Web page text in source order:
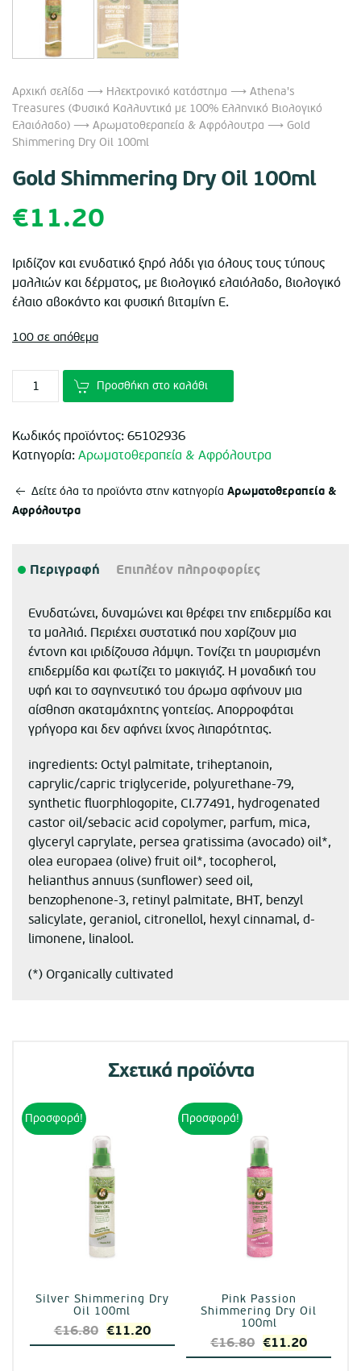
Αρχική σελίδα ⟶ Ηλεκτρονικό κατάστημα ⟶ Athena's
Treasures (Φυσικά Καλλυντικά με 100% Ελληνικό Βιολογικό
Ελαιόλαδο) ⟶ Αρωματοθεραπεία & Αφρόλουτρα ⟶ Gold
Shimmering Dry Oil 100ml
Gold Shimmering Dry Oil 100ml
€11.20
Ιριδίζον και ενυδατικό ξηρό λάδι για όλους τους τύπους
μαλλιών και δέρματος, με βιολογικό ελαιόλαδο, βιολογικό
έλαιο αβοκάντο και φυσική βιταμίνη Ε.
100 σε απόθεμα
Προσθήκη στο καλάθι
Κωδικός προϊόντος: 65102936
Κατηγορία: Αρωματοθεραπεία & Αφρόλουτρα
Δείτε όλα τα προϊόντα στην κατηγορία Αρωματοθεραπεία &
Αφρόλουτρα
Περιγραφή Επιπλέον πληροφορίες
Ενυδατώνει, δυναμώνει και θρέφει την επιδερμίδα και
τα μαλλιά. Περιέχει συστατικά που χαρίζουν μια
έντονη και ιριδίζουσα λάμψη. Τονίζει τη μαυρισμένη
επιδερμίδα και φωτίζει το μακιγιάζ. Η μοναδική του
υφή και το σαγηνευτικό του άρωμα αφήνουν μια
αίσθηση ακαταμάχητης γοητείας. Απορροφάται
γρήγορα και δεν αφήνει ίχνος λιπαρότητας.
ingredients: Octyl palmitate, triheptanoin,
caprylic/capric triglyceride, polyurethane-79,
synthetic fluorphlogopite, CI.77491, hydrogenated
castor oil/sebacic acid copolymer, parfum, mica,
glyceryl caprylate, persea gratissima (avocado) oil*,
olea europaea (olive) fruit oil*, tocopherol,
helianthus annuus (sunflower) seed oil,
benzophenone-3, retinyl palmitate, BHT, benzyl
salicylate, geraniol, citronellol, hexyl cinnamal, d-
limonene, linalool.
(*) Organically cultivated
Σχετικά προϊόντα
Προσφορά!
Silver Shimmering Dry
Oil 100ml
€16.80 Original
price
€11.20Η
τρέχουσα
Προσφορά!
Pink Passion
Shimmering Dry Oil
100ml
€16.80 Original
price
€11.20Η